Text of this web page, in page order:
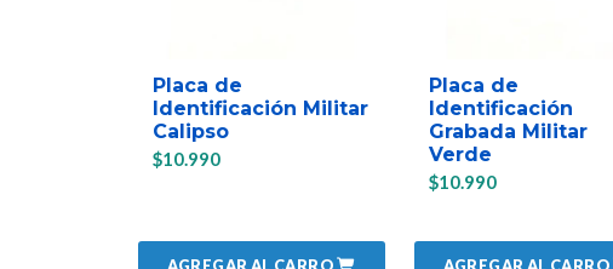
Placa de
Identificación Militar
Calipso
$10.990
AGREGAR AL CARRO
Placa de
Identificación
Grabada Militar
Verde
$10.990
AGREGAR AL CARRO